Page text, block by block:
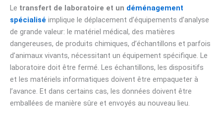
Le transfert de laboratoire et un déménagement
spécialisé implique le déplacement d’équipements d’analyse
de grande valeur: le matériel médical, des matières
dangereuses, de produits chimiques, d’échantillons et parfois
d’animaux vivants, nécessitant un équipement spécifique. Le
laboratoire doit être fermé. Les échantillons, les dispositifs
et les matériels informatiques doivent être empaqueter à
l’avance. Et dans certains cas, les données doivent être
emballées de manière sûre et envoyés au nouveau lieu.